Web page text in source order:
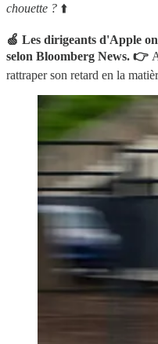
chouette ? ⬆️
🍏 Les dirigeants d'Apple
selon Bloomberg News. 👉
rattraper son retard en la